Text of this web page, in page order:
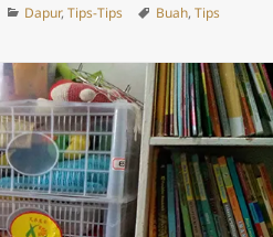
Categories
Dapur,Tips-Tips Tags
Buah,Tips